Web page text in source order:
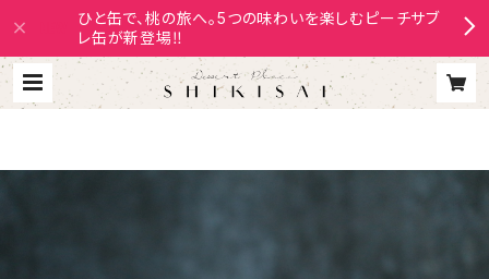
ひと缶で、桃の旅へ。5つの味わいを楽しむピーチサブ
レ缶が新登場‼